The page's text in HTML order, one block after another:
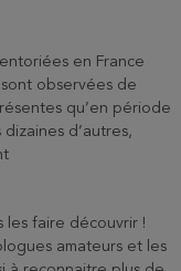
en France
observées de
qu’en période
d’autres,
les faire découvrir !
amateurs et les